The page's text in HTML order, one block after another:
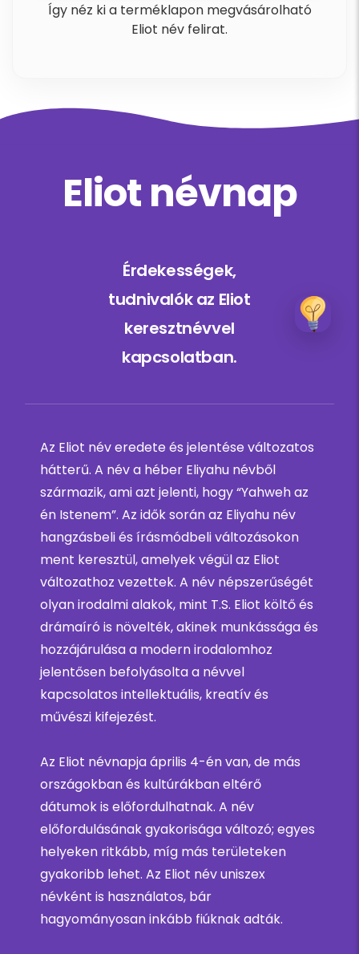
Így néz ki a terméklapon megvásárolható
Eliot név felirat.
Eliot névnap
Érdekességek,
tudnivalók az Eliot
keresztnévvel
kapcsolatban.
Az Eliot név eredete és jelentése változatos
hátterű. A név a héber Eliyahu névből
származik, ami azt jelenti, hogy “Yahweh az
én Istenem”. Az idők során az Eliyahu név
hangzásbeli és írásmódbeli változásokon
ment keresztül, amelyek végül az Eliot
változathoz vezettek. A név népszerűségét
olyan irodalmi alakok, mint T.S. Eliot költő és
drámaíró is növelték, akinek munkássága és
hozzájárulása a modern irodalomhoz
jelentősen befolyásolta a névvel
kapcsolatos intellektuális, kreatív és
művészi kifejezést.
Az Eliot névnapja április 4-én van, de más
országokban és kultúrákban eltérő
dátumok is előfordulhatnak. A név
előfordulásának gyakorisága változó; egyes
helyeken ritkább, míg más területeken
gyakoribb lehet. Az Eliot név uniszex
névként is használatos, bár
hagyományosan inkább fiúknak adták.